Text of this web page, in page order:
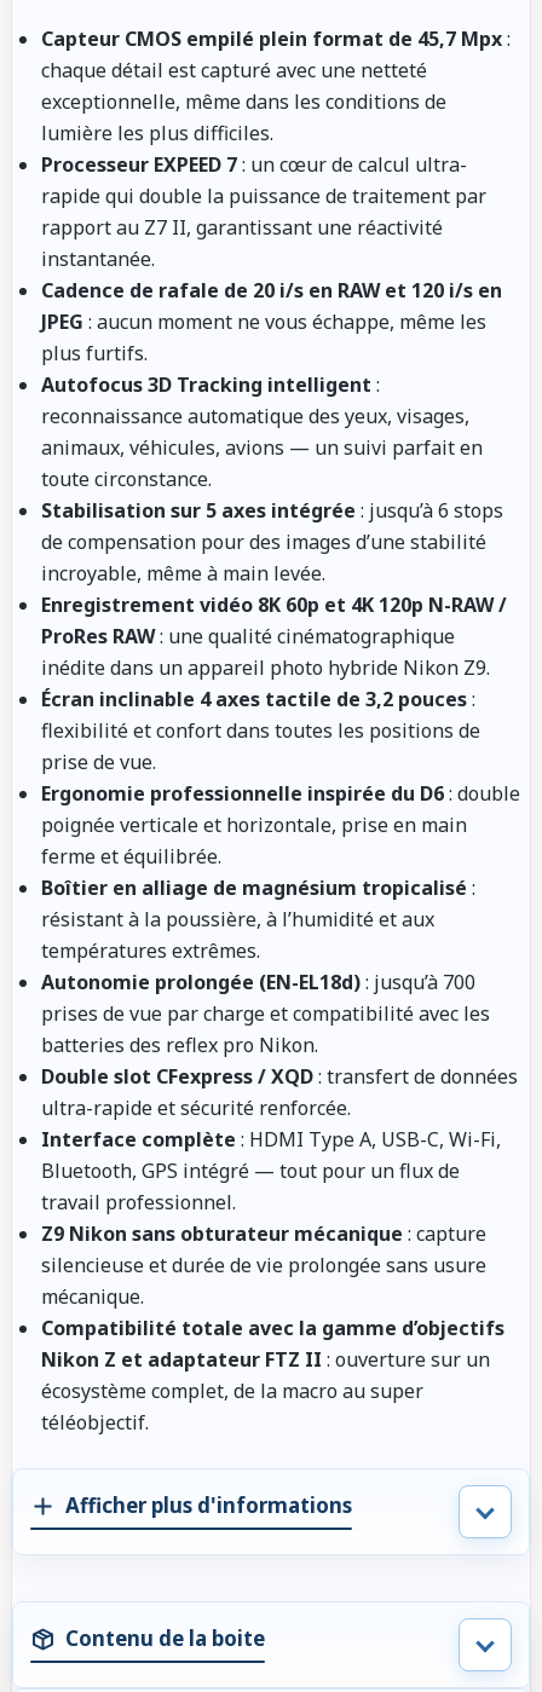
Capteur CMOS empilé plein format de 45,7 Mpx:
chaque détail est capturé avec une netteté
exceptionnelle, même dans les conditions de
lumière les plus difficiles.
Processeur EXPEED 7: un cœur de calcul ultra-
rapide qui double la puissance de traitement par
rapport au Z7 II, garantissant une réactivité
instantanée.
Cadence de rafale de 20 i/s en RAW et 120 i/s en
JPEG : aucun moment ne vous échappe, même les
plus furtifs.
Autofocus 3D Tracking intelligent :
reconnaissance automatique des yeux, visages,
animaux, véhicules, avions — un suivi parfait en
toute circonstance.
Stabilisation sur 5 axes intégrée : jusqu’à 6 stops
de compensation pour des images d’une stabilité
incroyable, même à main levée.
Enregistrement vidéo 8K 60p et 4K 120p N-RAW /
ProRes RAW: une qualité cinématographique
inédite dans un appareil photo hybride Nikon Z9.
Écran inclinable 4 axes tactile de 3,2 pouces:
flexibilité et confort dans toutes les positions de
prise de vue.
Ergonomie professionnelle inspirée du D6: double
poignée verticale et horizontale, prise en main
ferme et équilibrée.
Boîtier en alliage de magnésium tropicalisé :
résistant à la poussière, à l’humidité et aux
températures extrêmes.
Autonomie prolongée (EN-EL18d): jusqu’à 700
prises de vue par charge et compatibilité avec les
batteries des reflex pro Nikon.
Double slot CFexpress / XQD: transfert de données
ultra-rapide et sécurité renforcée.
Interface complète : HDMI Type A, USB-C, Wi-Fi,
Bluetooth, GPS intégré — tout pour un flux de
travail professionnel.
Z9 Nikon sans obturateur mécanique : capture
silencieuse et durée de vie prolongée sans usure
mécanique.
Compatibilité totale avec la gamme d’objectifs
Nikon Z et adaptateur FTZ II : ouverture sur un
écosystème complet, de la macro au super
téléobjectif.
Afficher plus d'informations
Contenu de la boite